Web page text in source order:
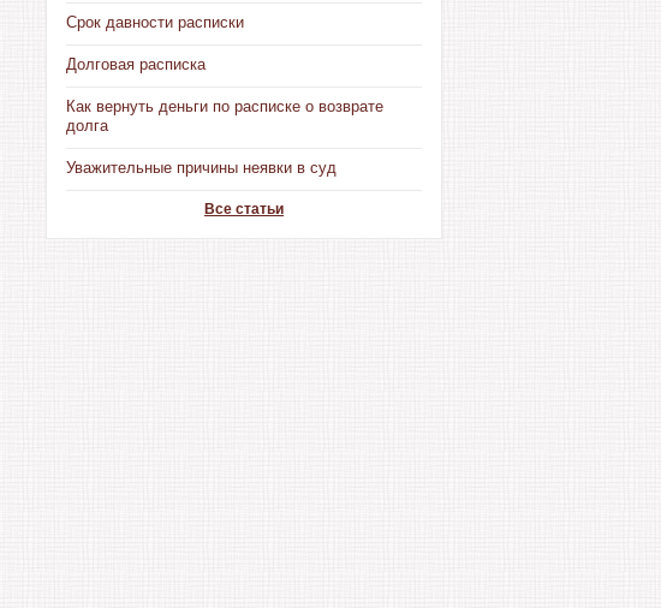
Срок давности расписки
Долговая расписка
Как вернуть деньги по расписке о возврате
долга
Уважительные причины неявки в суд
Все статьи